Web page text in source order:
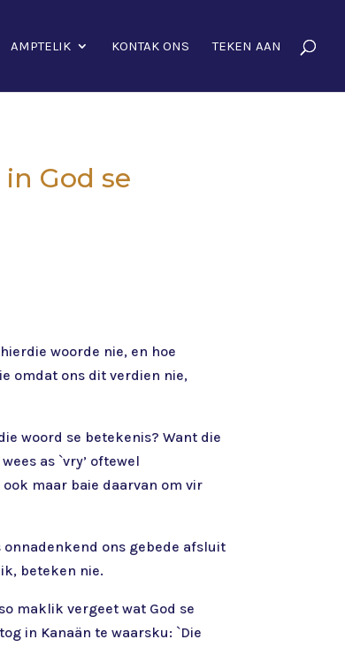
AMPTELIK KONTAK ONS TEKEN AAN
in God se
woorde nie, en hoe
omdat ons dit verdien nie,
woord se betekenis? Want die
as `vry’ oftewel
maar baie daarvan om vir
onnadenkend ons gebede afsluit
beteken nie.
maklik vergeet wat God se
in Kanaän te waarsku: `Die